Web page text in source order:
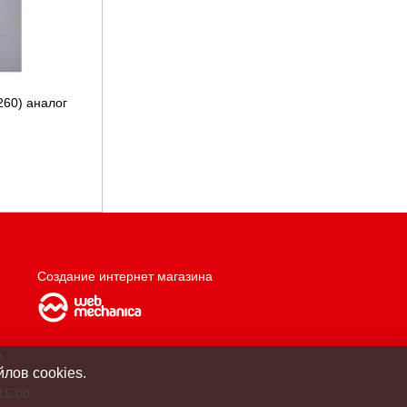
аналог
Создание интернет магазина
cookies.